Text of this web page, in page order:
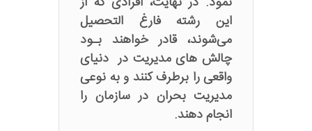
این رشته فارغ التحصیل
می‌شوند، قادر خواهند بـود
چالش های مدیریت در دنیای
واقعی را برطرف کنند و به نوعی
مدیریت بحران در سازمان را
انجام دهند.